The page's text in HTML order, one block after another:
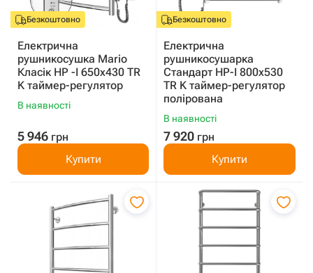
Безкоштовно
Електрична
рушникосушка Mario
Класік HP -I 650x430 TR
K таймер-регулятор
В наявності
5 946 грн
Купити
Безкоштовно
Електрична
рушникосушарка
Стандарт HP-I 800x530
TR K таймер-регулятор
полірована
В наявності
7 920 грн
Купити